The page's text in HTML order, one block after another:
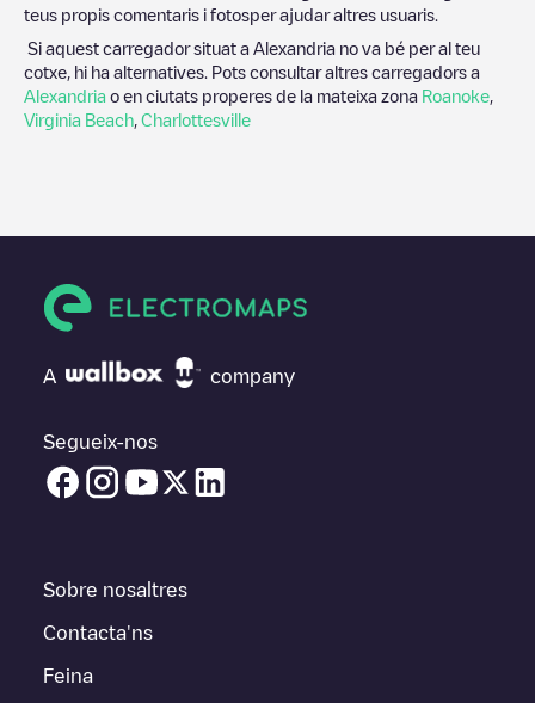
teus propis comentaris i fotosper ajudar altres usuaris.
Si aquest carregador situat a Alexandria no va bé per al teu
cotxe, hi ha alternatives. Pots consultar altres carregadors a
Alexandria o en ciutats properes de la mateixa zona Roanoke
Virginia Beach Charlottesville
A company
Segueix-nos
Sobre nosaltres
Contacta'ns
Feina